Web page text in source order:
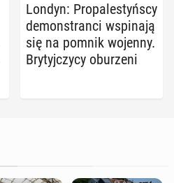
Londyn: Pro­pa­le­styń­scy
de­mon­stran­ci wspi­na­ją
się na pomnik wojenny.
Bry­tyj­czy­cy obu­rze­ni